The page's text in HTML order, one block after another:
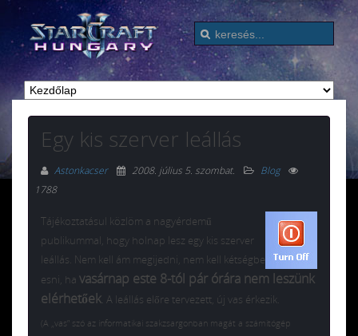
Egy kis szerver leállás
Astonkacser 2008. július 5. szombat.
Blog
1788
Tájékoztatásul közlöm a nagyérdemű
publikummal, hogy holnap lesz egy kis szerver
leállás. Nem kell ám megijedni, nem kell kétségbe
esni, ha vasárnap este 8-tól pár órára nem leszünk
elérhetőek. A leállás előre tervezett, új vas érkezik.
(A „vas” szó az informatikai szakzsargonban magát a számítógép